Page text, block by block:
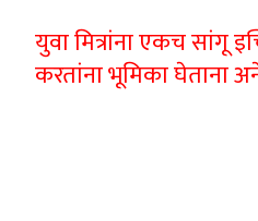
युवा मित्रांना एकच सांगू
करतांना भूमिका घेताना